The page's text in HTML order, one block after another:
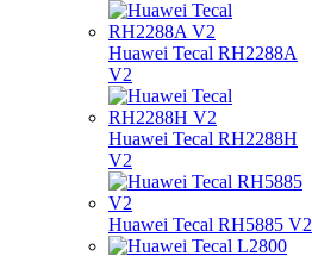
Huawei Tecal RH2288A
V2
Huawei Tecal RH2288H
V2
Huawei Tecal RH5885 V2